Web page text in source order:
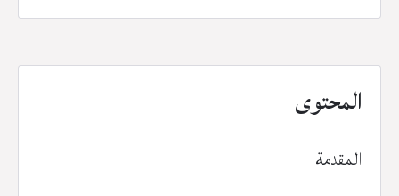
المحتوى
المقدمة